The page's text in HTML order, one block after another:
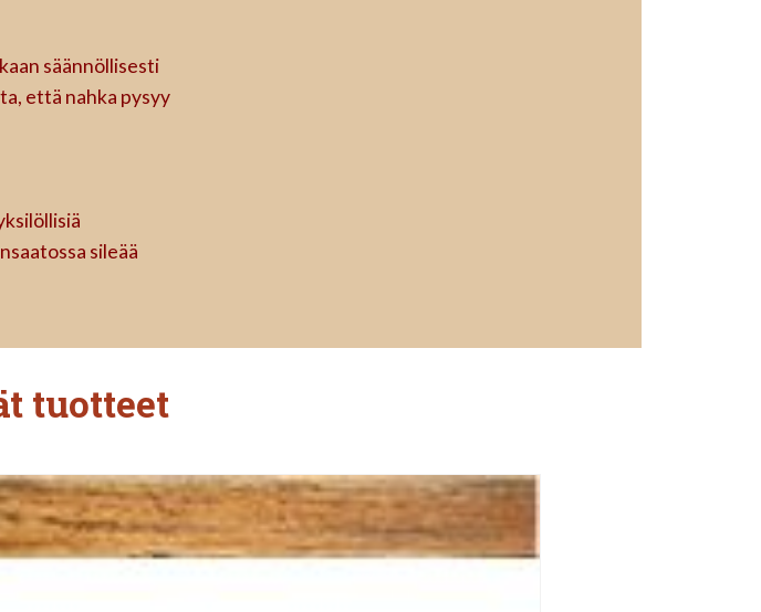
säännöllisesti
että nahka pysyy
sileää
tuotteet